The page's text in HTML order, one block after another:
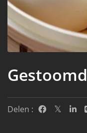
Gestoomd
Delen :